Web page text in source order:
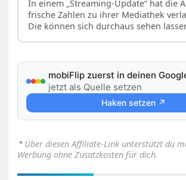
In einem „Streaming-Update“ hat die
frische Zahlen zu ihrer Mediathek
Die können sich durchaus sehen
mobiFlip zuerst in deinen
jetzt als Quelle setzen
Haken setzen ↗
⋆ Über diesen Affiliate-Link unterstützt du
Werbung ohne Zusatzkosten für dich.